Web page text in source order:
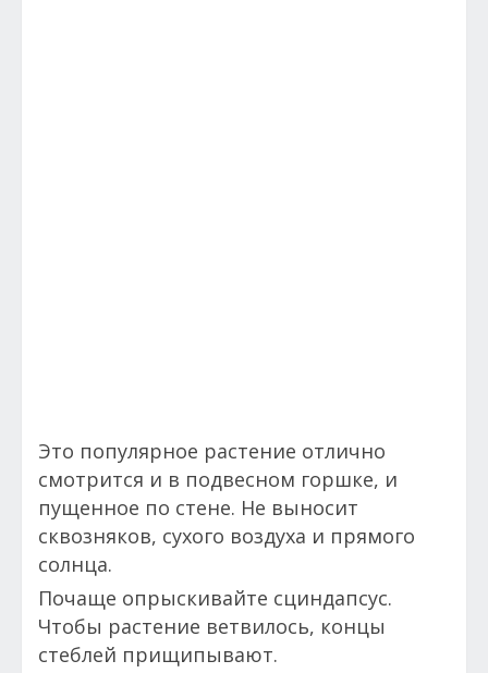
Это популярное растение отлично
смотрится и в подвесном горшке, и
пущенное по стене. Не выносит
сквозняков, сухого воздуха и прямого
солнца.
Почаще опрыскивайте сциндапсус.
Чтобы растение ветвилось, концы
стеблей прищипывают.